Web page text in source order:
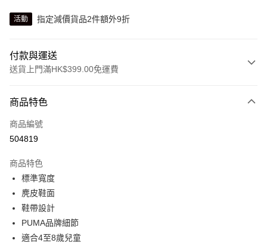
活動 指定減價貨品2件額外9折
付款與運送
送貨上門滿HK$399.00免運費
信用卡
線上付款
Alipay, PayMe, WeChat Pay, UnionPay, FPS
送貨方式
單筆訂單淨值滿$399可享免運費優惠
每筆HK$30.00，滿HK$399.00或以上免運費
滿$599可享澳門免運費優惠
商品特色
商品編號
504819
商品特色
標準寬度
麂皮鞋面
鞋帶設計
PUMA品牌細節
適合4至8歲兒童